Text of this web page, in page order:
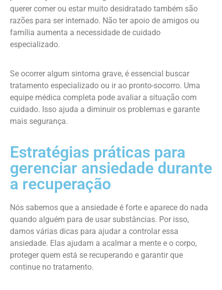
querer comer ou estar muito desidratado também são
razões para ser internado. Não ter apoio de amigos ou
família aumenta a necessidade de cuidado
especializado.
Se ocorrer algum sintoma grave, é essencial buscar
tratamento especializado ou ir ao pronto-socorro. Uma
equipe médica completa pode avaliar a situação com
cuidado. Isso ajuda a diminuir os problemas e garante
mais segurança.
Estratégias práticas para
gerenciar ansiedade durante
a recuperação
Nós sabemos que a ansiedade é forte e aparece do nada
quando alguém para de usar substâncias. Por isso,
damos várias dicas para ajudar a controlar essa
ansiedade. Elas ajudam a acalmar a mente e o corpo,
proteger quem está se recuperando e garantir que
continue no tratamento.